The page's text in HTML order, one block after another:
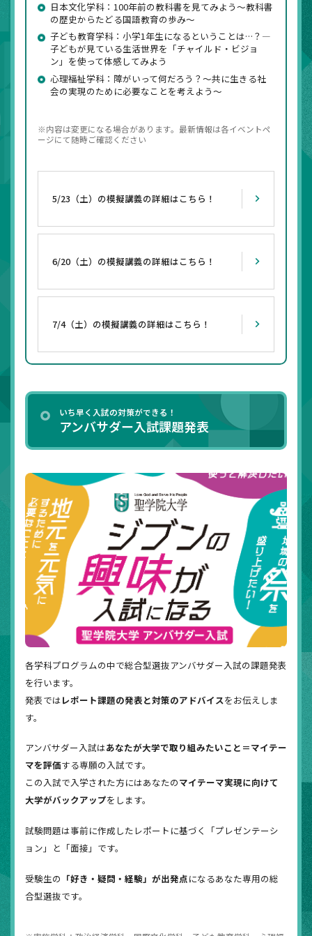
日本文化学科：100年前の教科書を見てみよう～教科書
の歴史からたどる国語教育の歩み～
子ども教育学科：小学1年生になるということは…？―
子どもが見ている生活世界を「チャイルド・ビジョ
ン」を使って体感してみよう
心理福祉学科：障がいって何だろう？～共に生きる社
会の実現のために必要なことを考えよう～
内容は変更になる場合があります。最新情報は各イベントペ
ージにて随時ご確認ください
5/23（土）の模擬講義の詳細はこちら！
6/20（土）の模擬講義の詳細はこちら！
7/4（土）の模擬講義の詳細はこちら！
いち早く入試の対策ができる！
アンバサダー入試課題発表
各学科プログラムの中で総合型選抜アンバサダー入試の課題発表
を行います。
発表ではレポート課題の発表と対策のアドバイスをお伝えしま
す。
アンバサダー入試はあなたが大学で取り組みたいこと＝マイテー
マを評価する専願の入試です。
この入試で入学された方にはあなたのマイテーマ実現に向けて
大学がバックアップをします。
試験問題は事前に作成したレポートに基づく「プレゼンテーシ
ョン」と「面接」です。
受験生の 「好き・疑問・経験」が出発点になるあなた専用の総
合型選抜です。